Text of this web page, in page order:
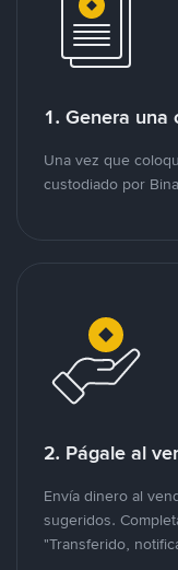
1. Genera una
Una vez que
custodiado por
2. Págale al
Envía dinero al
sugeridos.
"Transferido,